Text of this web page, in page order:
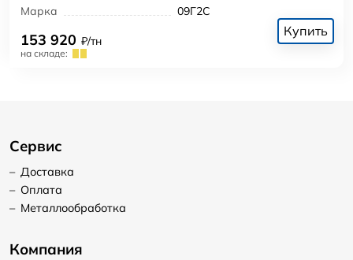
Марка
09Г2С
153 920 ₽/тн
на складе:
Купить
Сервис
– Доставка
– Оплата
– Металлообработка
Компания